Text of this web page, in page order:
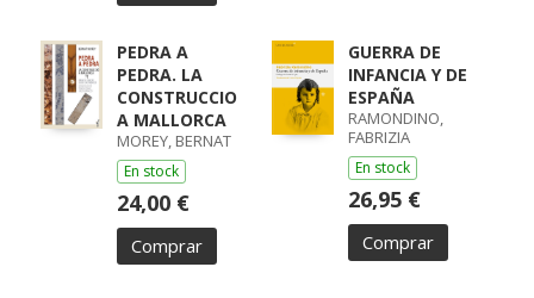
PEDRA A
PEDRA. LA
CONSTRUCCIO
A MALLORCA
MOREY, BERNAT
En stock
24,00 €
Comprar
GUERRA DE
INFANCIA Y DE
ESPAÑA
RAMONDINO,
FABRIZIA
En stock
26,95 €
Comprar